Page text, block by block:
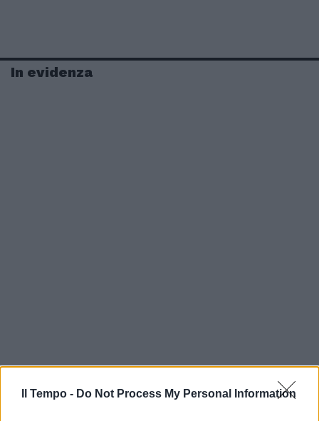
Il Tempo - Do Not Process My Personal Information
In evidenza